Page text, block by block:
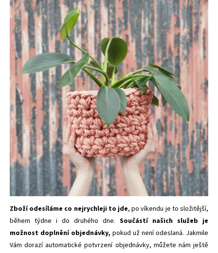
Zboží odesíláme co nejrychleji to jde, po víkendu je to složitější,
během týdne i do druhého dne. Součástí našich služeb je
možnost doplnění objednávky, pokud už není odeslaná. Jakmile
Vám dorazí automatické potvrzení objednávky, můžete nám ještě